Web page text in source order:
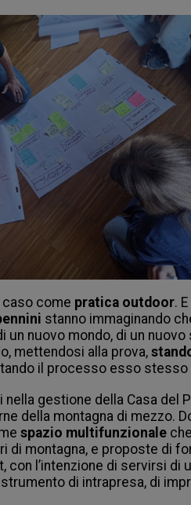
come pratica outdoor.
stanno immaginando
un nuovo mondo, di un
mettendosi alla prova,
il processo esso
gestione della Casa del
della montagna di mezzo.
spazio multifunzionale
di montagna, e proposte di
con l’intenzione di servirsi di
di intrapresa, di